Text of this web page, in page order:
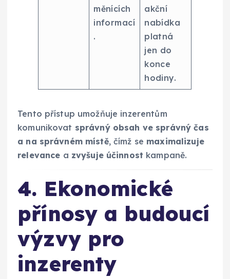
měnících
informací
.
akční
nabídka
platná
jen do
konce
hodiny.
Tento přístup umožňuje inzerentům
komunikovat správný obsah ve správný čas
a na správném místě, čímž se maximalizuje
relevance a zvyšuje účinnost kampaně.
4. Ekonomické
přínosy a budoucí
výzvy pro
inzerenty